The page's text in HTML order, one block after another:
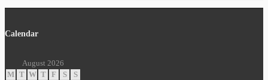
Calendar
August 2026
M T W T F S
S